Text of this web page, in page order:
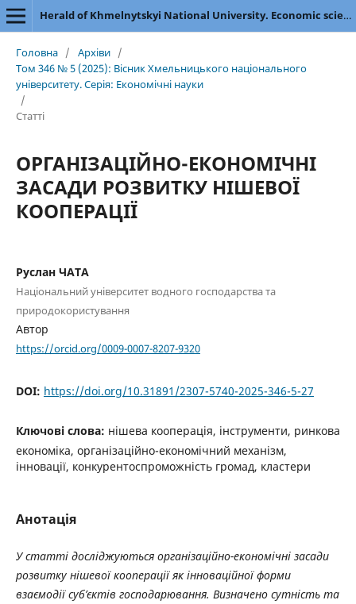
Herald of Khmelnytskyi National University. Economic sciences
Головна / Архіви /
Том 346 № 5 (2025): Вісник Хмельницького національного
університету. Серія: Економічні науки
/
Статті
ОРГАНІЗАЦІЙНО-ЕКОНОМІЧНІ
ЗАСАДИ РОЗВИТКУ НІШЕВОЇ
КООПЕРАЦІЇ
Руслан ЧАТА
Національний університет водного господарства та
природокористування
Автор
https://orcid.org/0009-0007-8207-9320
DOI: https://doi.org/10.31891/2307-5740-2025-346-5-27
Ключові слова: нішева кооперація, інструменти, ринкова
економіка, організаційно-економічний механізм,
інновації, конкурентоспроможність громад, кластери
Анотація
У статті досліджуються організаційно-економічні засади
розвитку нішевої кооперації як інноваційної форми
взаємодії суб’єктів господарювання. Визначено сутність та